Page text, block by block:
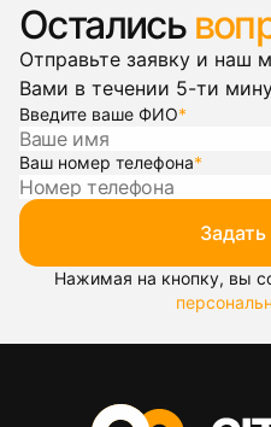
Остались
Отправьте заявку и наш
Вами в течении 5-ти
Введите ваше ФИО*
Ваш номер телефона*
Нажимая на кнопку, вы